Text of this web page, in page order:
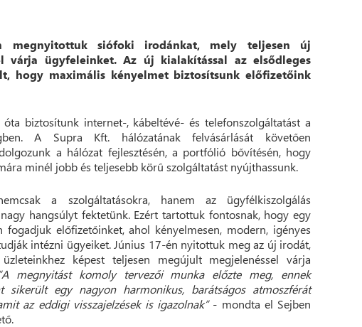
megnyitottuk siófoki irodánkat, mely teljesen új
várja ügyfeleinket. Az új kialakítással az elsődleges
hogy maximális kényelmet biztosítsunk előfizetőink
biztosítunk internet-, kábeltévé- és telefonszolgáltatást a
A Supra Kft. hálózatának felvásárlását követően
a hálózat fejlesztésén, a portfólió bővítésén, hogy
minél jobb és teljesebb körű szolgáltatást nyújthassunk.
a szolgáltatásokra, hanem az ügyfélkiszolgálás
hangsúlyt fektetünk. Ezért tartottuk fontosnak, hogy egy
fogadjuk előfizetőinket, ahol kényelmesen, modern, igényes
intézni ügyeiket. Június 17-én nyitottuk meg az új irodát,
képest teljesen megújult megjelenéssel várja
“A megnyitást komoly tervezői munka előzte meg, ennek
sikerült egy nagyon harmonikus, barátságos atmoszférát
az eddigi visszajelzések is igazolnak”- mondta el Sejben